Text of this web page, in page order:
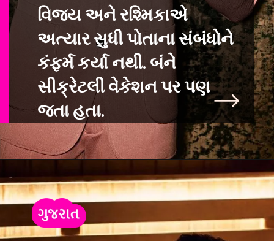
વિજય અને રશ્મિકાએ
અત્યાર સુધી પોતાના સંબંધોને
કંફર્મ કર્યા નથી. બંને
સીક્રેટલી વેકેશન પર પણ